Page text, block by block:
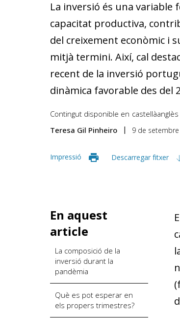
La inversió és una
capacitat productiva,
del creixement econòmic i
mitjà termini. Així, cal
recent de la inversió
dinàmica favorable des del
Contingut disponible en castellàanglès
Teresa Gil Pinheiro
9 de setembre
Impressió Descarregar fitxer
En aquest
article
La composició de la
inversió durant la
pandèmia
Què es pot esperar en
els propers trimestres?